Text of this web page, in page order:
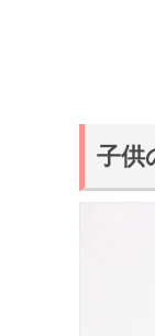
子供